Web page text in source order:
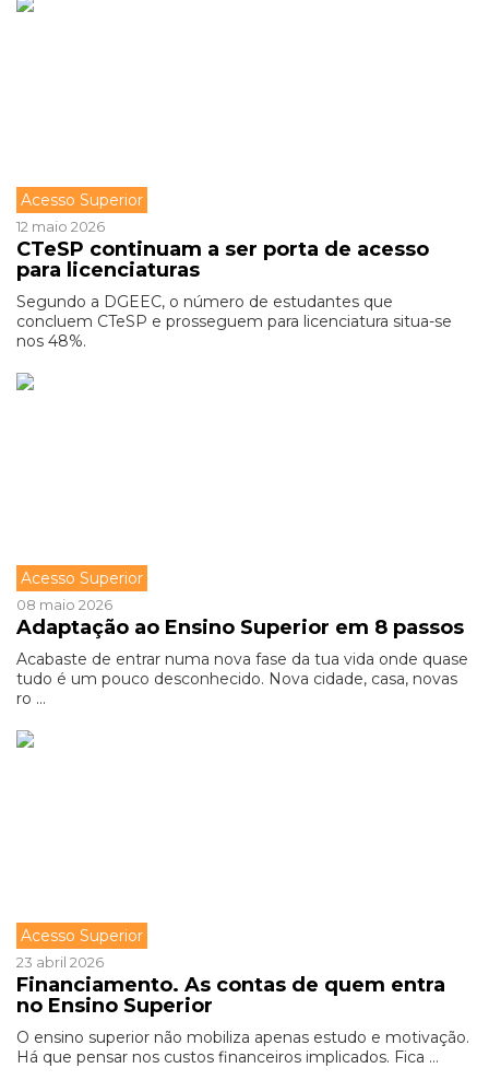
Acesso Superior
12 maio 2026
CTeSP continuam a ser porta de acesso
para licenciaturas
Segundo a DGEEC, o número de estudantes que
concluem CTeSP e prosseguem para licenciatura situa-se
nos 48%.
Acesso Superior
08 maio 2026
Adaptação ao Ensino Superior em 8 passos
Acabaste de entrar numa nova fase da tua vida onde quase
tudo é um pouco desconhecido. Nova cidade, casa, novas
ro ...
Acesso Superior
23 abril 2026
Financiamento. As contas de quem entra
no Ensino Superior
O ensino superior não mobiliza apenas estudo e motivação.
Há que pensar nos custos financeiros implicados. Fica ...